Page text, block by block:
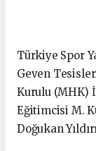
Türkiye Spor
Geven
Kurulu (MHK)
Eğitimcisi M.
Doğukan